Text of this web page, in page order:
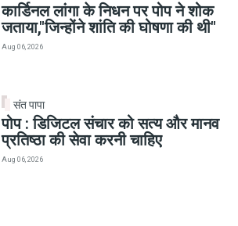
कार्डिनल लांगा के निधन पर पोप ने शोक
जताया,"जिन्होंने शांति की घोषणा की थी"
Aug 06, 2026
संत पापा
पोप : डिजिटल संचार को सत्य और मानव
प्रतिष्ठा की सेवा करनी चाहिए
Aug 06, 2026